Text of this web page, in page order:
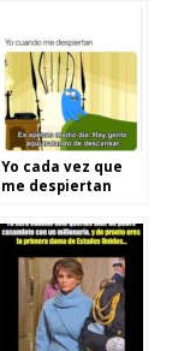
Yo cada vez que
me despiertan